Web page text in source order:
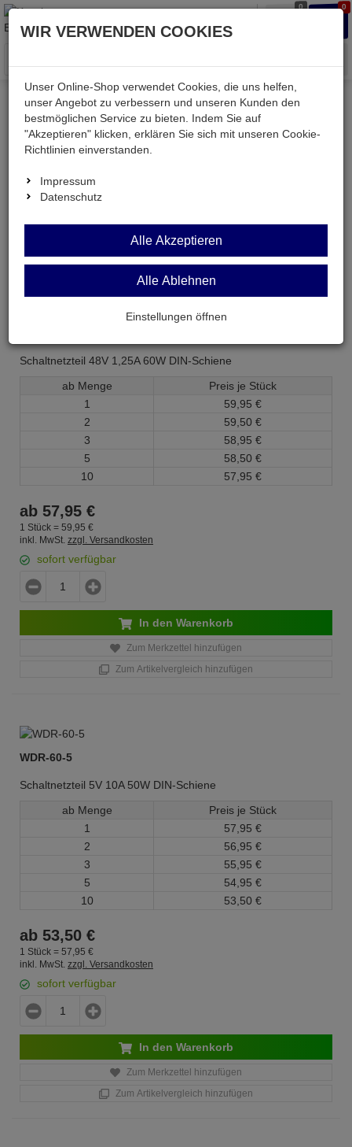
0 0
Menü
Kessler electronic Strom Industrie-Netzteile
Industrie-Netzteile
Schaltnetzteil 48V 1,25A 60W DIN-Schiene
ab Menge
Preis je Stück
1
59, 95 €
2
59, 50 €
3
58, 95 €
5
58, 50 €
10
57, 95 €
ab 57,95 €
1 Stück = 59, 95 €
inkl. MwSt. zzgl. Versandkosten
sofort verfügbar
In den Warenkorb
Zum Merkzettel hinzufügen
Zum Artikelvergleich hinzufügen
WDR-60-5
Schaltnetzteil 5V 10A 50W DIN-Schiene
ab Menge
Preis je Stück
1
57, 95 €
2
56, 95 €
3
55, 95 €
5
54, 95 €
10
53, 50 €
ab 53,50 €
1 Stück = 57, 95 €
inkl. MwSt. zzgl. Versandkosten
sofort verfügbar
In den Warenkorb
Zum Merkzettel hinzufügen
Zum Artikelvergleich hinzufügen
WIR VERWENDEN COOKIES
Unser Online-Shop verwendet Cookies, die uns helfen,
unser Angebot zu verbessern und unseren Kunden den
bestmöglichen Service zu bieten. Indem Sie auf
"Akzeptieren" klicken, erklären Sie sich mit unseren Cookie-
Richtlinien einverstanden.
Impressum
Datenschutz
Alle Akzeptieren
Alle Ablehnen
Einstellungen öffnen